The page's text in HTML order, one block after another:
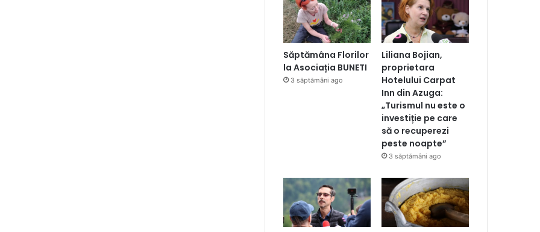
Săptămâna Florilor
la Asociația BUNETI
3 săptămâni ago
Liliana Bojian,
proprietara
Hotelului Carpat
Inn din Azuga:
„Turismul nu este o
investiție pe care
să o recuperezi
peste noapte”
3 săptămâni ago